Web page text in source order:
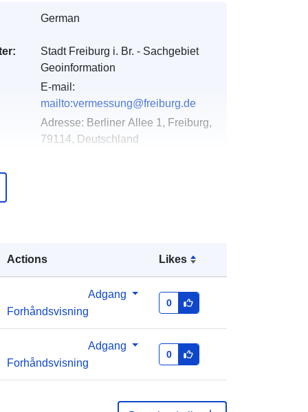
Actions Likes
Adgang
Forhåndsvisning
0
Adgang
Forhåndsvisning
0
German
Stadt Freiburg i. Br. - Sachgebiet
Geoinformation
E-mail:
mailto:vermessung@freiburg.de
Adresse: Berliner Allee 1, Freiburg,
79114, Deutschland
Opdateret på data.europa.eu: 03
August 2026
Koordinater:
7.8928, 48.0177 ], [ 7.8928, 47.9744
48.0177 ] ]
Type: Polygon